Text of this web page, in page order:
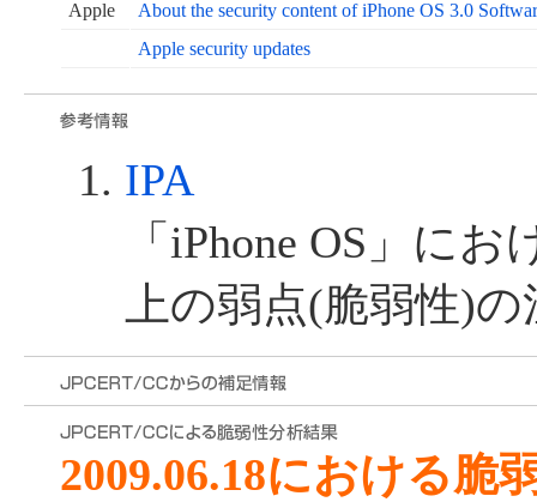
Apple
About the security content of iPhone OS 3.0
Apple security updates
IPA
「iPhone OS」に
上の弱点(脆弱性)の
2009.06.18における脆